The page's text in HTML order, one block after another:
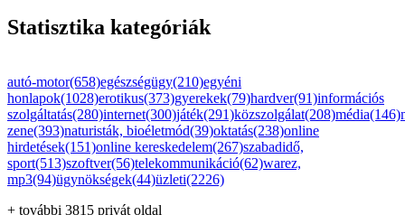
Statisztika kategóriák
autó-motor(658)egészségügy(210)egyéni
honlapok(1028)erotikus(373)gyerekek(79)hardver(91)információs
szolgáltatás(280)internet(300)játék(291)közszolgálat(208)média(146)
zene(393)naturisták, bioéletmód(39)oktatás(238)online
hirdetések(151)online kereskedelem(267)szabadidő,
sport(513)szoftver(56)telekommunikáció(62)warez,
mp3(94)ügynökségek(44)üzleti(2226)
+ további 3815 privát oldal